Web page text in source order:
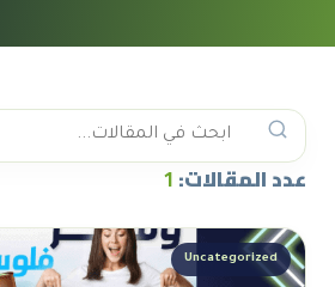
عدد المقالات:1
Uncategorized